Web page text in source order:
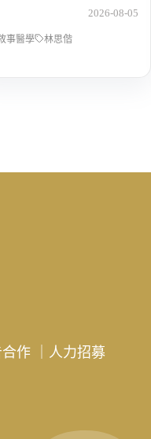
2026-08-05
事醫學 林思偕
作 人力招募